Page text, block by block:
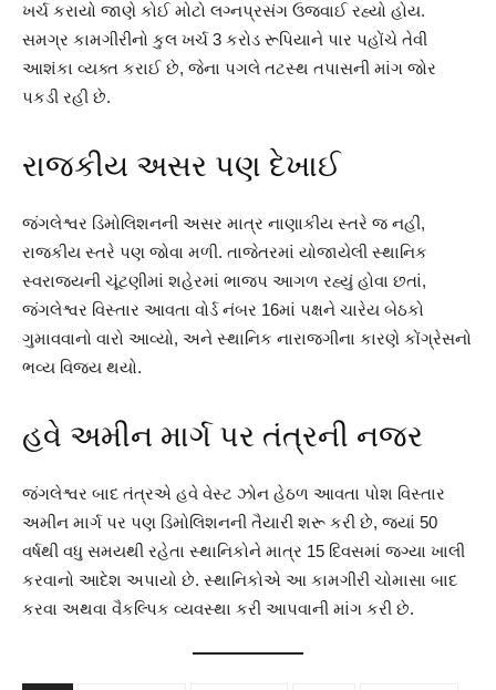
ખર્ચ કરાયો જાણે કોઈ મોટો લગ્નપ્રસંગ ઉજવાઈ રહ્યો હોય.
સમગ્ર કામગીરીનો કુલ ખર્ચ 3 કરોડ રૂપિયાને પાર પહોંચે તેવી
આશંકા વ્યક્ત કરાઈ છે, જેના પગલે તટસ્થ તપાસની માંગ જોર
પકડી રહી છે.
રાજકીય અસર પણ દેખાઈ
જંગલેશ્વર ડિમોલિશનની અસર માત્ર નાણાકીય સ્તરે જ નહીં,
રાજકીય સ્તરે પણ જોવા મળી. તાજેતરમાં યોજાયેલી સ્થાનિક
સ્વરાજ્યની ચૂંટણીમાં શહેરમાં ભાજપ આગળ રહ્યું હોવા છતાં,
જંગલેશ્વર વિસ્તાર આવતા વોર્ડ નંબર 16માં પક્ષને ચારેય બેઠકો
ગુમાવવાનો વારો આવ્યો, અને સ્થાનિક નારાજગીના કારણે કોંગ્રેસનો
ભવ્ય વિજય થયો.
હવે અમીન માર્ગ પર તંત્રની નજર
જંગલેશ્વર બાદ તંત્રએ હવે વેસ્ટ ઝોન હેઠળ આવતા પોશ વિસ્તાર
અમીન માર્ગ પર પણ ડિમોલિશનની તૈયારી શરૂ કરી છે, જ્યાં 50
વર્ષથી વધુ સમયથી રહેતા સ્થાનિકોને માત્ર 15 દિવસમાં જગ્યા ખાલી
કરવાનો આદેશ અપાયો છે. સ્થાનિકોએ આ કામગીરી ચોમાસા બાદ
કરવા અથવા વૈકલ્પિક વ્યવસ્થા કરી આપવાની માંગ કરી છે.